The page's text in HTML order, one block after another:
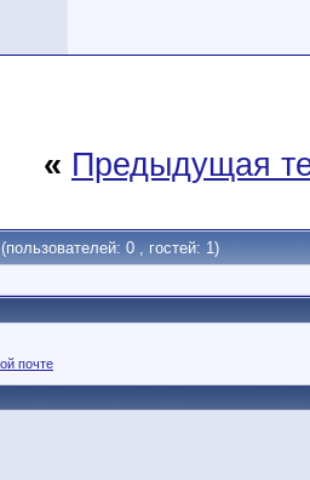
« Предыдущая
(пользователей: 0 , гостей: 1)
почте